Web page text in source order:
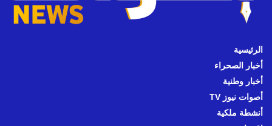
الرئيسية
أخبار الصحراء
أخبار وطنية
أصوات نيوز TV
أنشطة ملكية